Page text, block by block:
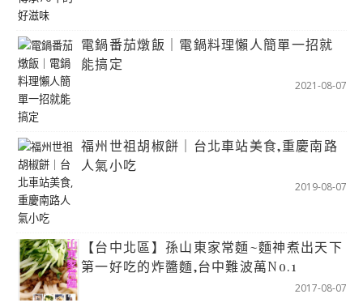
電鍋番茄燉飯｜電鍋料理懶人簡單一招就
能搞定
2021-08-07
福州世祖胡椒餅｜台北車站美食,重慶南路
人氣小吃
2019-08-07
【台中北區】孫山東家常麵~麵神煮出天下
第一好吃的炸醬麵,台中難波萬No.1
2017-08-07